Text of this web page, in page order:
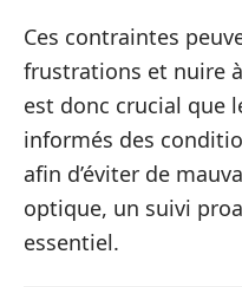
Ces contraintes
frustrations et nuire
est donc crucial que
informés des
afin d’éviter de
optique, un suivi
essentiel.